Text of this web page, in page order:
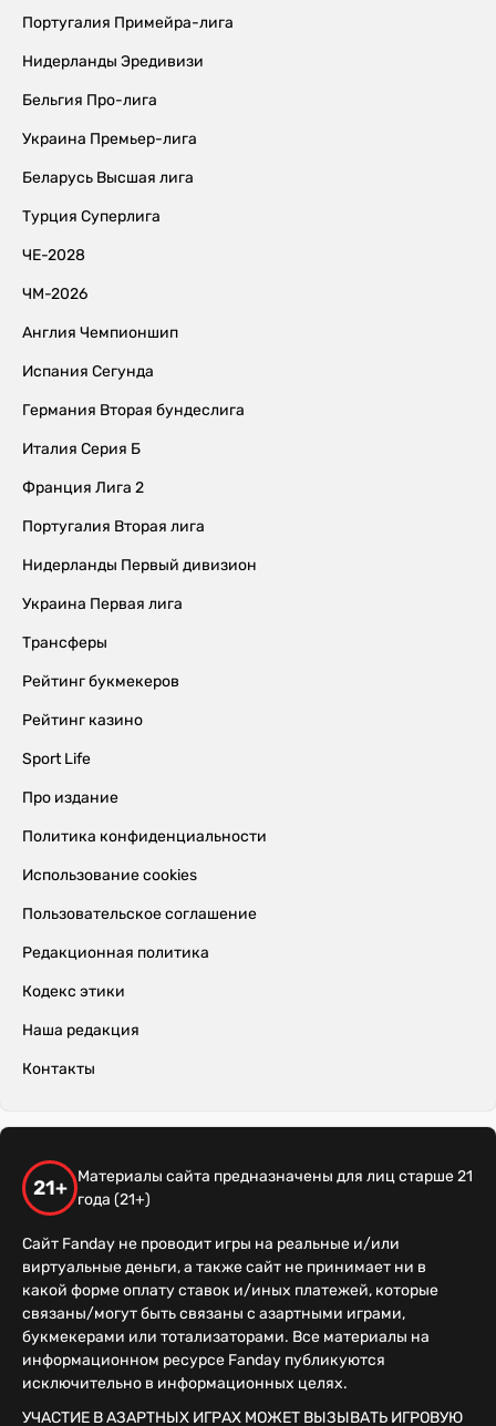
Португалия Примейра-лига
Нидерланды Эредивизи
Бельгия Про-лига
Украина Премьер-лига
Беларусь Высшая лига
Турция Суперлига
ЧЕ-2028
ЧМ-2026
Англия Чемпионшип
Испания Сегунда
Германия Вторая бундеслига
Италия Серия Б
Франция Лига 2
Португалия Вторая лига
Нидерланды Первый дивизион
Украина Первая лига
Трансферы
Рейтинг букмекеров
Рейтинг казино
Sport Life
Про издание
Политика конфиденциальности
Использование cookies
Пользовательское соглашение
Редакционная политика
Кодекс этики
Наша редакция
Контакты
21+
Материалы сайта предназначены для лиц старше 21
года (21+)
Сайт Fanday не проводит игры на реальные и/или
виртуальные деньги, а также сайт не принимает ни в
какой форме оплату ставок и/иных платежей, которые
связаны/могут быть связаны с азартными играми,
букмекерами или тотализаторами. Все материалы на
информационном ресурсе Fanday публикуются
исключительно в информационных целях.
УЧАСТИЕ В АЗАРТНЫХ ИГРАХ МОЖЕТ ВЫЗЫВАТЬ ИГРОВУЮ